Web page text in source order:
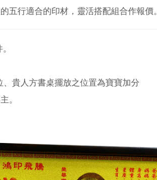
五行適合的印材，靈活搭配組合作報價。
貴人方書桌擺放之位置為寶寶加分
。